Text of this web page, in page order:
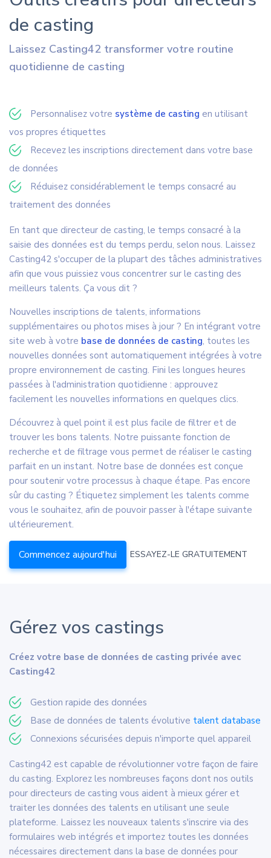
de casting
Laissez Casting42 transformer votre routine
quotidienne de casting
Personnalisez votre système de casting en utilisant
vos propres étiquettes
Recevez les inscriptions directement dans votre base
de données
Réduisez considérablement le temps consacré au
traitement des données
En tant que directeur de casting, le temps consacré à la
saisie des données est du temps perdu, selon nous. Laissez
Casting42 s'occuper de la plupart des tâches administratives
afin que vous puissiez vous concentrer sur le casting des
meilleurs talents. Ça vous dit ?
Nouvelles inscriptions de talents, informations
supplémentaires ou photos mises à jour ? En intégrant votre
site web à votre base de données de casting, toutes les
nouvelles données sont automatiquement intégrées à votre
propre environnement de casting. Fini les longues heures
passées à l'administration quotidienne : approuvez
facilement les nouvelles informations en quelques clics.
Découvrez à quel point il est plus facile de filtrer et de
trouver les bons talents. Notre puissante fonction de
recherche et de filtrage vous permet de réaliser le casting
parfait en un instant. Notre base de données est conçue
pour soutenir votre processus à chaque étape. Pas encore
sûr du casting ? Étiquetez simplement les talents comme
vous le souhaitez, afin de pouvoir passer à l'étape suivante
ultérieurement.
Commencez aujourd'hui ESSAYEZ-LE GRATUITEMENT
Gérez vos castings
Créez votre base de données de casting privée avec
Casting42
Gestion rapide des données
Base de données de talents évolutive talent database
Connexions sécurisées depuis n'importe quel appareil
Casting42 est capable de révolutionner votre façon de faire
du casting. Explorez les nombreuses façons dont nos outils
pour directeurs de casting vous aident à mieux gérer et
traiter les données des talents en utilisant une seule
plateforme. Laissez les nouveaux talents s'inscrire via des
formulaires web intégrés et importez toutes les données
nécessaires directement dans la base de données pour